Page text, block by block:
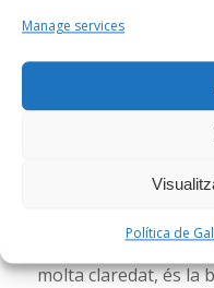
Manage services
Política de
pugui fer càrrec.
hagi de ser la
A nosaltres ens
d’una
llengües o d’altres
pandèmia i que el
molta claredat, és la